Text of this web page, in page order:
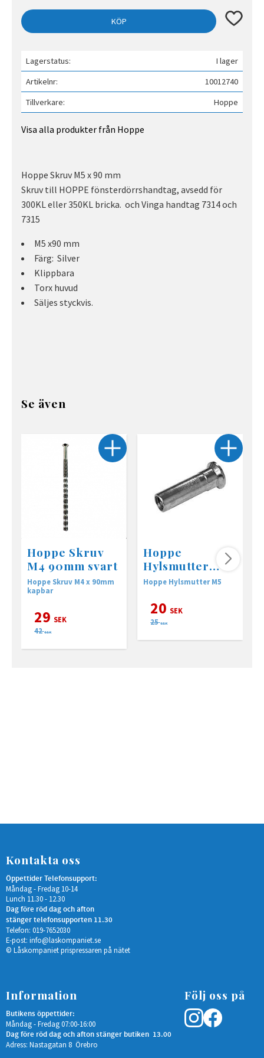
KÖP Lägg till
Lagerstatus
I lager
Artikelnr
10012740
Tillverkare
Hoppe
Visa alla produkter från Hoppe
Hoppe Skruv M5 x 90 mm
Skruv till HOPPE fönsterdörrshandtag, avsedd för
300KL eller 350KL bricka. och Vinga handtag 7314 och
7315
M5 x90 mm
Färg: Silver
Klippbara
Torx huvud
Säljes styckvis.
Se även
Hoppe Skruv
M4 90mm svart
Hoppe Skruv M4 x 90mm
kapbar
29 SEK
42 SEK
Hoppe
Hylsmutter
M5x20
Hoppe Hylsmutter M5
20 SEK
25 SEK
Kontakta oss
Öppettider Telefonsupport:
Måndag - Fredag 10-14
Lunch 11.30 - 12.30
Dag före röd dag och afton
stänger telefonsupporten 11.30
Telefon: 019-7652030
E-post: info@laskompaniet.se
© Låskompaniet prispressaren på nätet
Information
Butikens öppettider:
Måndag - Fredag 07:00-16:00
Dag före röd dag och afton stänger butiken 13.00
Adress: Nastagatan 8 Örebro
Följ oss på